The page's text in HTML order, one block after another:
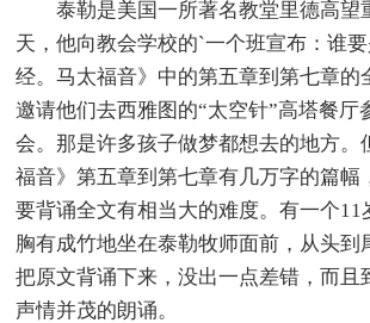
泰勒是美国一所著名教堂里德高望
天，他向教会学校的`一个班宣布：谁
经。马太福音》中的第五章到第七章的
邀请他们去西雅图的“太空针”高塔餐厅
会。那是许多孩子做梦都想去的地方。
福音》第五章到第七章有几万字的篇幅
要背诵全文有相当大的难度。有一个11
胸有成竹地坐在泰勒牧师面前，从头到
把原文背诵下来，没出一点差错，而且
声情并茂的朗诵。